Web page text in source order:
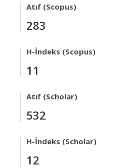
Atıf (Scopus)
283
H-İndeks (Scopus)
11
Atıf (Scholar)
532
H-İndeks (Scholar)
12